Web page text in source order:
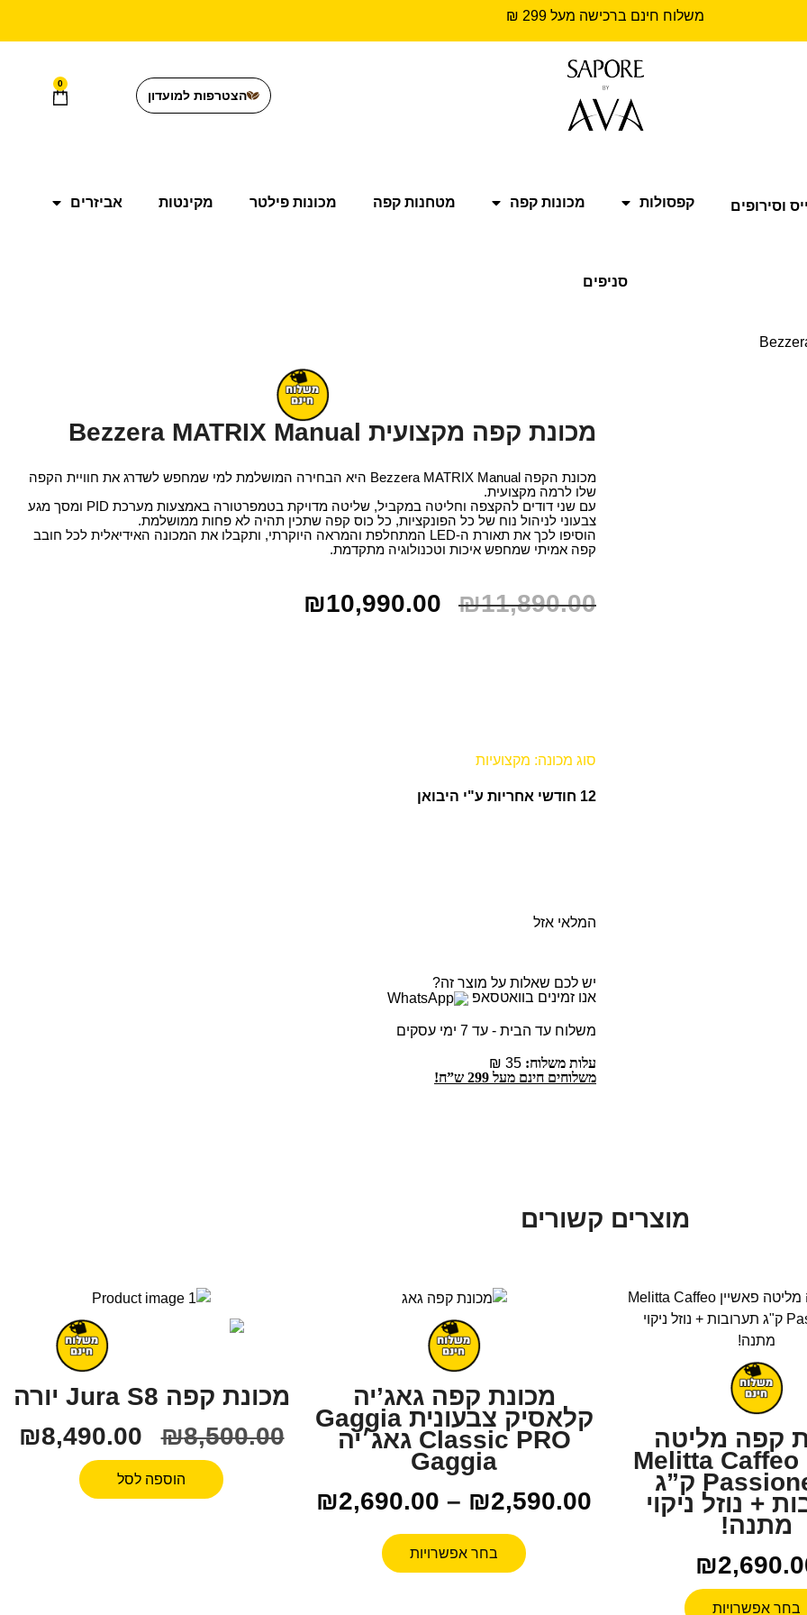
משלוח חינם ברכישה מעל 299 ₪
הצטרפות למועדון
0
וסירופים קפסולות מכונות קפה מטחנות קפה מכונות פילטר מקינטות אביזרים
סניפים
מכונת קפה מקצועית Bezzera MATRIX Manual
מכונת הקפה Bezzera MATRIX Manual היא הבחירה המושלמת למי שמחפש לשדרג את חוויית הקפה
שלו לרמה מקצועית.
עם שני דודים להקצפה וחליטה במקביל, שליטה מדויקת בטמפרטורה באמצעות מערכת PID ומסך מגע
צבעוני לניהול נוח של כל הפונקציות, כל כוס קפה שתכין תהיה לא פחות ממושלמת.
הוסיפו לכך את תאורת ה-LED המתחלפת והמראה היוקרתי, ותקבלו את המכונה האידיאלית לכל חובב
קפה אמיתי שמחפש איכות וטכנולוגיה מתקדמת.
₪11,890.00
₪10,990.00
סוג מכונה: מקצועיות
12 חודשי אחריות ע"י היבואן
המלאי אזל
יש לכם שאלות על מוצר זה?
אנו זמינים בוואטסאפ
משלוח עד הבית - עד 7 ימי עסקים
עלות משלוח:
משלוחים חינם מעל 299 ש”ח!
מוצרים קשורים
קפה מליטה
פאשיין Melitta Caffeo
Passione + 2 ק”ג
+ נוזל ניקוי
מתנה!
₪
בחר אפשרויות
מכונת קפה גאג’יה
קלאסיק צבעונית Gaggia
Classic PRO גאג׳יה
Gaggia
₪2,590.00
–
₪2,690.00
בחר אפשרויות
מכונת קפה Jura S8 יורה
₪8,500.00
₪8,490.00
הוספה לסל